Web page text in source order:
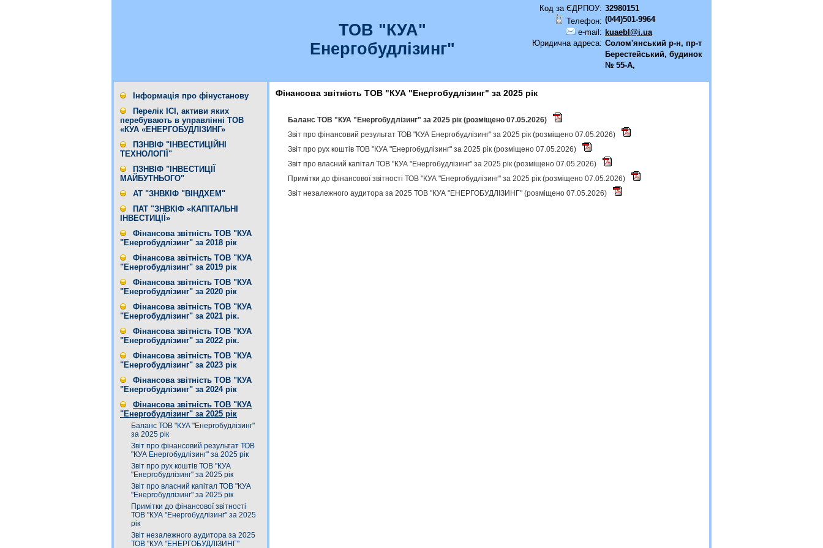
ТОВ "КУА"
Енергобудлізинг"
Код за ЄДРПОУ: 32980151
Телефон: (044)501-9964
e-mail: kuaebl@i.ua
Юридична адреса: Солом'янський р-н, пр-т
Берестейський, будинок
№ 55-А,
Інформація про фінустанову
Перелік ІСІ, активи яких
перебувають в управлінні ТОВ
«КУА «ЕНЕРГОБУДЛІЗИНГ»
ПЗНВІФ "ІНВЕСТИЦІЙНІ
ТЕХНОЛОГІЇ"
ПЗНВІФ "ІНВЕСТИЦІЇ
МАЙБУТНЬОГО"
АТ "ЗНВКІФ "ВІНДХЕМ"
ПАТ "ЗНВКІФ «КАПІТАЛЬНІ
ІНВЕСТИЦІЇ»
Фінансова звітність ТОВ "КУА
"Енергобудлізинг" за 2018 рік
Фінансова звітність ТОВ "КУА
"Енергобудлізинг" за 2019 рік
Фінансова звітність ТОВ "КУА
"Енергобудлізинг" за 2020 рік
Фінансова звітність ТОВ "КУА
"Енергобудлізинг" за 2021 рік.
Фінансова звітність ТОВ "КУА
"Енергобудлізинг" за 2022 рік.
Фінансова звітність ТОВ "КУА
"Енергобудлізинг" за 2023 рік
Фінансова звітність ТОВ "КУА
"Енергобудлізинг" за 2024 рік
Фінансова звітність ТОВ "КУА
"Енергобудлізинг" за 2025 рік
Баланс ТОВ "КУА "Енергобудлізинг"
за 2025 рік
Звіт про фінансовий результат ТОВ
"КУА Енергобудлізинг" за 2025 рік
Звіт про рух коштів ТОВ "КУА
"Енергобудлізинг" за 2025 рік
Звіт про власний капітал ТОВ "КУА
"Енергобудлізинг" за 2025 рік
Примітки до фінансової звітності
ТОВ "КУА "Енергобудлізинг" за 2025
рік
Звіт незалежного аудитора за 2025
ТОВ "КУА "ЕНЕРГОБУДЛІЗИНГ"
Фінансова звітність ТОВ "КУА "Енергобудлізинг" за 2025 рік
Баланс ТОВ "КУА "Енергобудлізинг" за 2025 рік (розміщено 07.05.2026)
Звіт про фінансовий результат ТОВ "КУА Енергобудлізинг" за 2025 рік (розміщено 07.05.2026)
Звіт про рух коштів ТОВ "КУА "Енергобудлізинг" за 2025 рік (розміщено 07.05.2026)
Звіт про власний капітал ТОВ "КУА "Енергобудлізинг" за 2025 рік (розміщено 07.05.2026)
Примітки до фінансової звітності ТОВ "КУА "Енергобудлізинг" за 2025 рік (розміщено 07.05.2026)
Звіт незалежного аудитора за 2025 ТОВ "КУА "ЕНЕРГОБУДЛІЗИНГ" (розміщено 07.05.2026)